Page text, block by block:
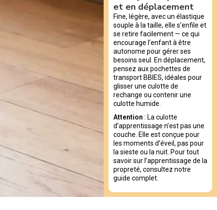
et en déplacement
Fine, légère, avec un élastique
souple à la taille, elle s’enfile et
se retire facilement — ce qui
encourage l’enfant à être
autonome pour gérer ses
besoins seul. En déplacement,
pensez aux pochettes de
transport BBIES, idéales pour
glisser une culotte de
rechange ou contenir une
culotte humide.
Attention : La culotte
d’apprentissage n’est pas une
couche. Elle est conçue pour
les moments d’éveil, pas pour
la sieste ou la nuit. Pour tout
savoir sur l’apprentissage de la
propreté, consultez notre
guide complet.